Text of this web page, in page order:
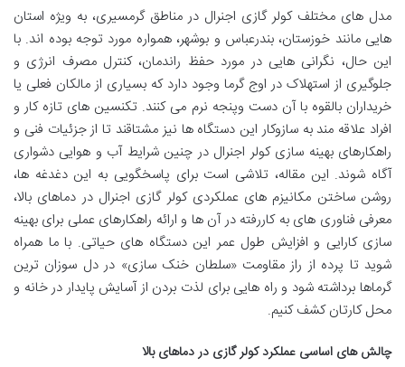
مدل های مختلف کولر گازی اجنرال در مناطق گرمسیری، به ویژه استان
هایی مانند خوزستان، بندرعباس و بوشهر، همواره مورد توجه بوده اند. با
این حال، نگرانی هایی در مورد حفظ راندمان، کنترل مصرف انرژی و
جلوگیری از استهلاک در اوج گرما وجود دارد که بسیاری از مالکان فعلی یا
خریداران بالقوه با آن دست وپنجه نرم می کنند. تکنسین های تازه کار و
افراد علاقه مند به سازوکار این دستگاه ها نیز مشتاقند تا از جزئیات فنی و
راهکارهای بهینه سازی کولر اجنرال در چنین شرایط آب و هوایی دشواری
آگاه شوند. این مقاله، تلاشی است برای پاسخگویی به این دغدغه ها،
روشن ساختن مکانیزم های عملکردی کولر گازی اجنرال در دماهای بالا،
معرفی فناوری های به کاررفته در آن ها و ارائه راهکارهای عملی برای بهینه
سازی کارایی و افزایش طول عمر این دستگاه های حیاتی. با ما همراه
شوید تا پرده از راز مقاومت «سلطان خنک سازی» در دل سوزان ترین
گرماها برداشته شود و راه هایی برای لذت بردن از آسایش پایدار در خانه و
محل کارتان کشف کنیم.
چالش های اساسی عملکرد کولر گازی در دماهای بالا